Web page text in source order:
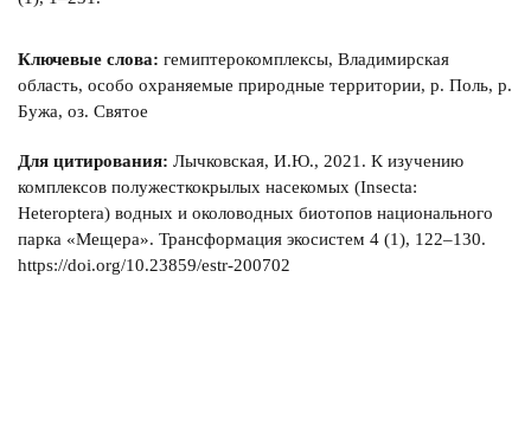
Ключевые слова: гемиптерокомплексы, Владимирская
область, особо охраняемые природные территории, р. Поль, р.
Бужа, оз. Святое
Для цитирования: Лычковская, И.Ю., 2021. К изучению
комплексов полужесткокрылых насекомых (Insecta:
Heteroptera) водных и околоводных биотопов национального
парка «Мещера». Трансформация экосистем 4 (1), 122–130.
https://doi.org/10.23859/estr-200702